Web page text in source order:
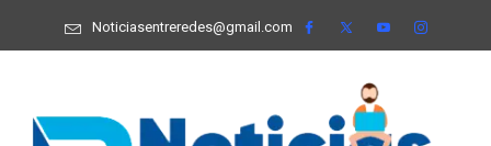
Noticiasentreredes@gmail.com